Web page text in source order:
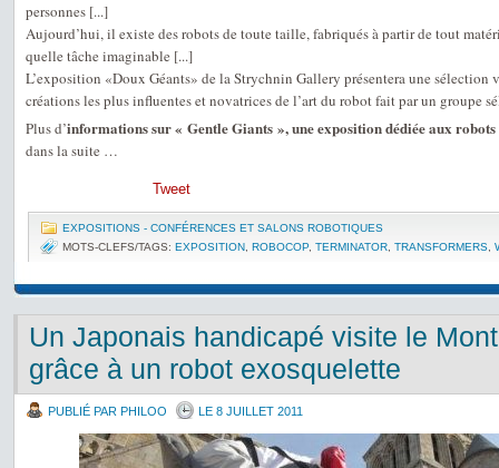
personnes [...]
Aujourd’hui, il existe des robots de toute taille, fabriqués à partir de tout
quelle tâche imaginable [...]
L’exposition «Doux Géants» de la Strychnin Gallery présentera une sélection
créations les plus influentes et novatrices de l’art du robot fait par un groupe
Plus d’informations sur « Gentle Giants », une exposition dédiée aux
dans la suite …
Tweet
EXPOSITIONS - CONFÉRENCES ET SALONS ROBOTIQUES
MOTS-CLEFS/TAGS: EXPOSITION ROBOCOP, TERMINATOR TRANSFORMERS
Un Japonais handicapé visite le
grâce à un robot exosquelette
PUBLIÉ PAR PHILOO LE 8 JUILLET 2011